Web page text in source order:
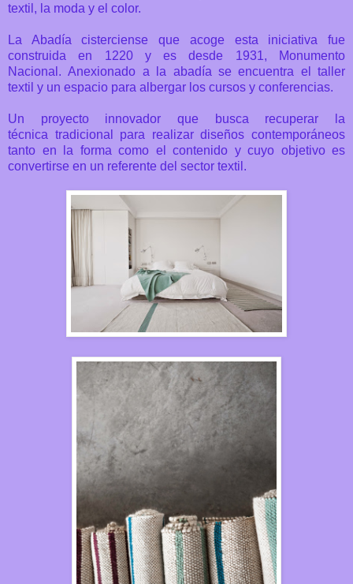
textil, la moda y el color.
La Abadía cisterciense que acoge esta iniciativa fue
construida en 1220 y es desde 1931, Monumento
Nacional.Anexionado a la abadía se encuentra el taller
textil y un espacio para albergar los cursos y conferencias.
Un proyecto innovador que busca recuperar la
técnica tradicional para realizar diseños contemporáneos
tanto en la forma como el contenido y cuyo objetivo es
convertirse en un referente del sector textil.